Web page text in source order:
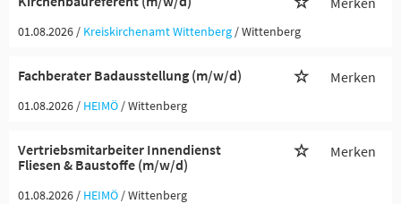
01.08.2026 / Kreiskirchenamt Wittenberg / Wittenberg
Fachberater Badausstellung (m/w/d) Merken
01.08.2026 / HEIMÖ / Wittenberg
Vertriebsmitarbeiter Innendienst
Fliesen & Baustoffe (m/w/d)
Merken
01.08.2026 / HEIMÖ / Wittenberg